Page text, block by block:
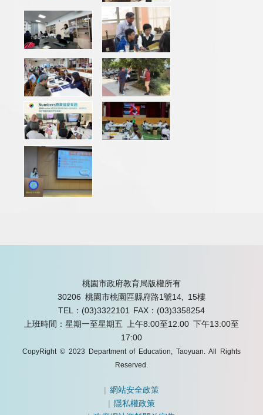
桃園市政府教育局版權所有
30206 桃園市桃園區縣府路1號14, 15樓
TEL：(03)3322101
FAX：(03)3358254
上班時間：星期一至星期五 上午8:00至12:00 下午13:00至
17:00
CopyRight © 2023 Department of Education, Taoyuan. All Rights
Reserved.
|網站安全政策
|隱私權政策